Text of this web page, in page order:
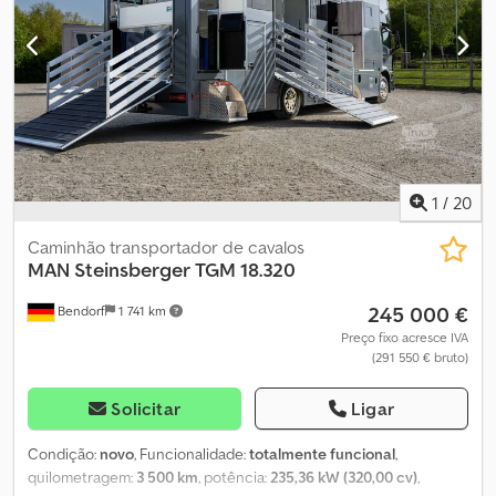
cilindros: 4 Cilindrada do motor: 4.580 cc Peso em vazio: 7.160 kg
Carga útil: 4.830 kg Peso bruto total admissível (zGG): 11.990 kg
Altura da plataforma de carga: 80 cm Inspeção técnica (APK):
válida até 01/2027 = Informações da empresa = olá
1 / 20
Bendorf 1 741 km
Caminhão transportador de cavalos
MAN SteinsbergerTGM 18.320
245 000 €
Preço fixo acresce IVA
(291 550 € bruto)
Solicitar Ligar
Condição: novo, Funcionalidade:totalmente funcional,
quilometragem: 3 500 km, potência:235,36 kW (320,00 cv),